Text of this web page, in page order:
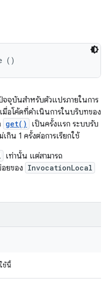
()
จจุบันสําหรับตัวแปรภายในการ
มื่อโค้ดที่ดำเนินการในบริบทของ
get()
เป็นครั้งแรก ระบบรับ
กิน 1 ครั้งต่อการเรียกใช้
เท่านั้น แต่สามารถ
ยของ InvocationLocal
ช้นี้